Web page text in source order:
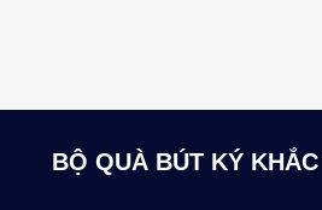
BỘ QUÀ BÚT KÝ